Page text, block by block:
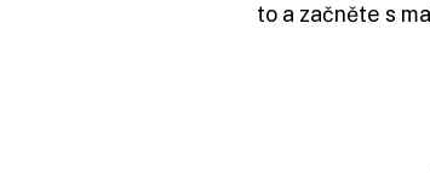
to a začněte s